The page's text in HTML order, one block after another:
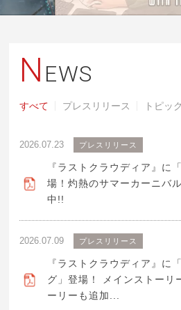
N EWS
すべて プレスリリース トピッ
2026.07.23 プレスリリース
『ラストクラウディア』に
場！灼熱のサマーカーニバ
中!!
2026.07.09 プレスリリース
『ラストクラウディア』に
グ」登場！ メインストーリ
ーリーも追加...